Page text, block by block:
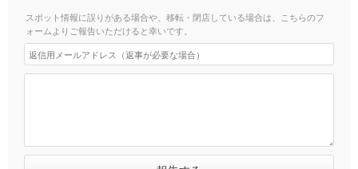
スポット情報に誤りがある場合や、移転・閉店している場合は、こちらのフ
ォームよりご報告いただけると幸いです。